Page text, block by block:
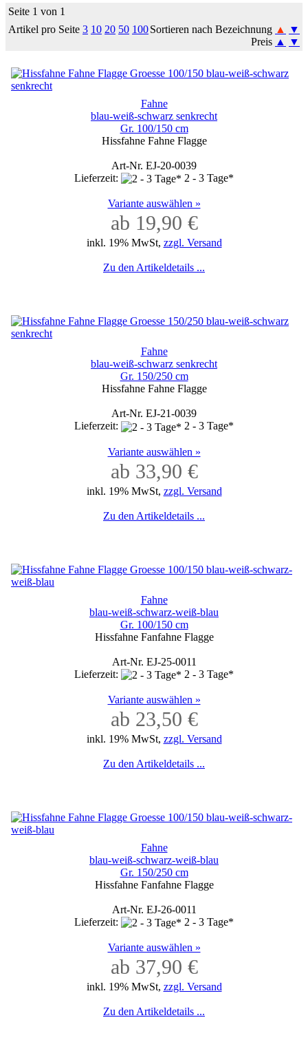
Seite 1 von 1
Artikel pro Seite 3 10 20 50 100Sortieren nach Bezeichnung ▲
▼
Preis ▲ ▼
Fahne
blau-weiß-schwarz senkrecht
Gr. 100/150 cm
Hissfahne Fahne Flagge
Art-Nr. EJ-20-0039
Lieferzeit:
2 - 3 Tage*
Variante auswählen »
ab 19,90 €
inkl. 19% MwSt, zzgl. Versand
Zu den Artikeldetails ...
Fahne
blau-weiß-schwarz senkrecht
Gr. 150/250 cm
Hissfahne Fahne Flagge
Art-Nr. EJ-21-0039
Lieferzeit:
2 - 3 Tage*
Variante auswählen »
ab 33,90 €
inkl. 19% MwSt, zzgl. Versand
Zu den Artikeldetails ...
Fahne
blau-weiß-schwarz-weiß-blau
Gr. 100/150 cm
Hissfahne Fanfahne Flagge
Art-Nr. EJ-25-0011
Lieferzeit:
2 - 3 Tage*
Variante auswählen »
ab 23,50 €
inkl. 19% MwSt, zzgl. Versand
Zu den Artikeldetails ...
Fahne
blau-weiß-schwarz-weiß-blau
Gr. 150/250 cm
Hissfahne Fanfahne Flagge
Art-Nr. EJ-26-0011
Lieferzeit:
2 - 3 Tage*
Variante auswählen »
ab 37,90 €
inkl. 19% MwSt, zzgl. Versand
Zu den Artikeldetails ...